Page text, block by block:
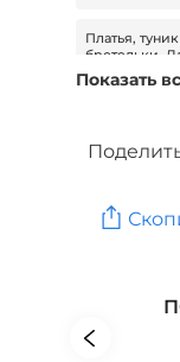
Платья,
бретельки,
Платья,
Платья,
Женская
Показать